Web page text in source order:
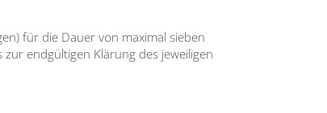
für die Dau­er von maxi­mal sie­ben
end­gül­ti­gen Klä­rung des jewei­li­gen